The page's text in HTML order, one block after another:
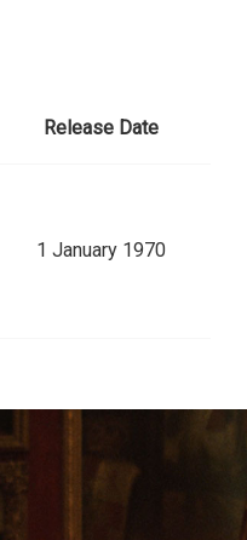
Release Date
1 January 1970